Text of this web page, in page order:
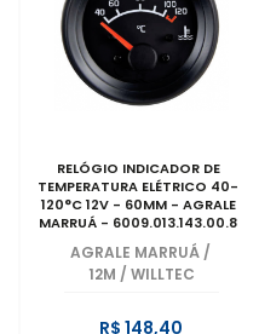
RELÓGIO INDICADOR DE
TEMPERATURA ELÉTRICO 40-
120°C 12V - 60MM - AGRALE
MARRUÁ - 6009.013.143.00.8
AGRALE MARRUÁ /
12M / WILLTEC
R$ 148,40